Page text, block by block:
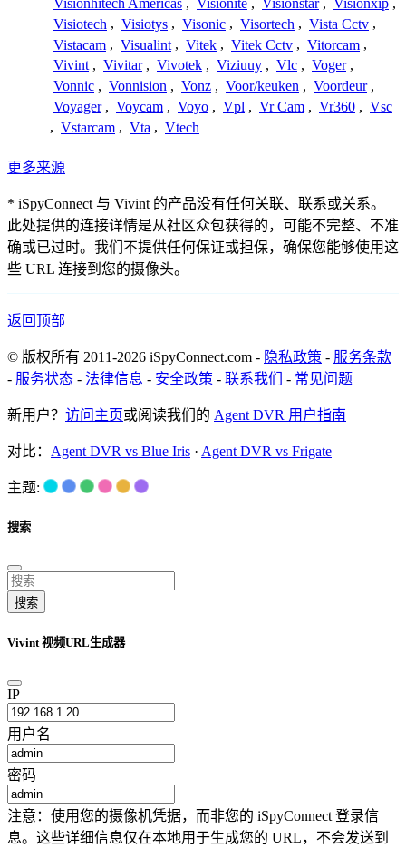
Visionhitech Americas , Visionite , Visionstar , Visionxip ,
Visiotech , Visiotys , Visonic , Visortech , Vista Cctv ,
Vistacam , Visualint , Vitek , Vitek Cctv , Vitorcam ,
Vivint , Vivitar , Vivotek , Viziuuy , Vlc , Voger ,
Vonnic , Vonnision , Vonz , Voor/keuken , Voordeur ,
Voyager , Voycam , Voyo , Vpl , Vr Cam , Vr360 , Vsc
, Vstarcam , Vta , Vtech
更多来源
* iSpyConnect 与 Vivint 的产品没有任何关联、联系或关系。
此处提供的连接详情是从社区众包获得的，可能不完整、不准
确或已过时。我们不提供任何保证或担保，确保您能够使用这
些 URL 连接到您的摄像头。
返回顶部
© 版权所有 2011-2026 iSpyConnect.com - 隐私政策 - 服务条款
- 服务状态 - 法律信息 - 安全政策 - 联系我们 - 常见问题
新用户？ 访问主页或阅读我们的 Agent DVR 用户指南
对比： Agent DVR vs Blue Iris · Agent DVR vs Frigate
主题:
搜索
搜索
Vivint 视频URL生成器
IP
用户名
密码
注意：使用您的摄像机凭据，而非您的 iSpyConnect 登录信
息。这些详细信息仅在本地用于生成您的 URL，不会发送到